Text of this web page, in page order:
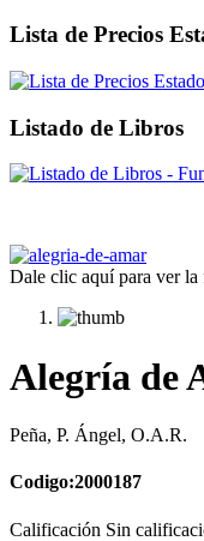
Lista de Precios
Listado de Libros
Dale clic aquí para ver la
Alegría de
Peña, P. Ángel, O.A.R.
Codigo:2000187
Calificación Sin